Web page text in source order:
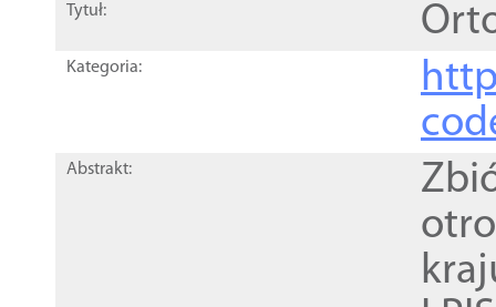
Tytuł:
Kategoria:
Abstrakt: